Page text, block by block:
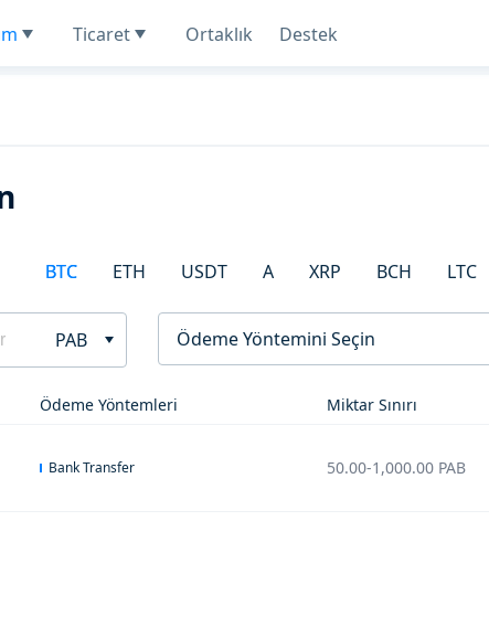
Ticaret Ortaklık Destek
BTC ETH USDT A XRP BCH LTC
PAB Ödeme Yöntemini Seçin
Ödeme Yöntemleri Miktar Sınırı
Bank Transfer 50.00-1,000.00 PAB